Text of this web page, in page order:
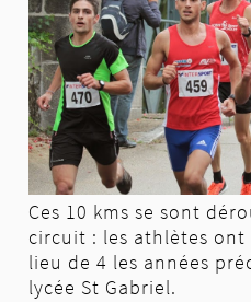
Chez les messieurs,
ne croyait pas à sa
Athlé Bocage Vendée
de parcours en fin
Athlé Bocage
podium.
Palmarès
10Km
Ces 10 kms se sont
circuit : les athlètes ont
lieu de 4 les années
lycée St Gabriel.